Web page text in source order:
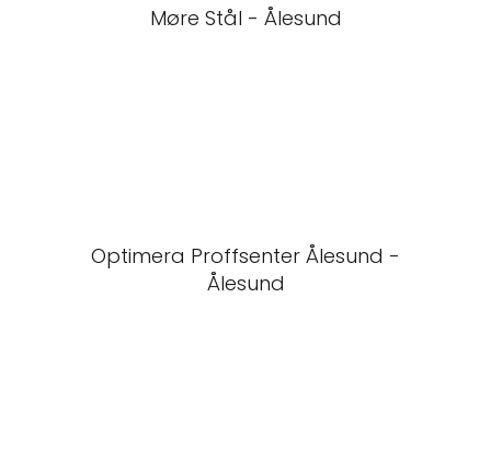
Møre Stål - Ålesund
Optimera Proffsenter Ålesund -
Ålesund